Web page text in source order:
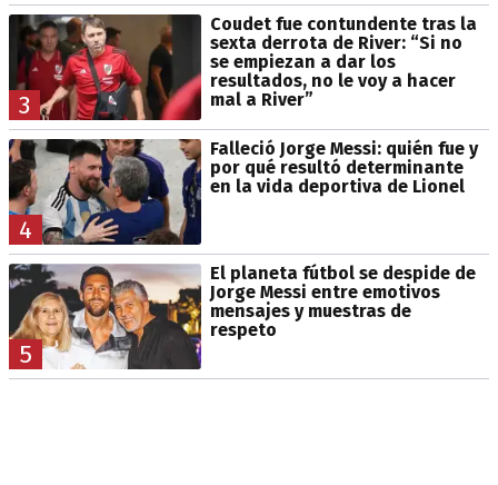
3
Coudet fue contundente tras la
sexta derrota de River: “Si no
se empiezan a dar los
resultados, no le voy a hacer
mal a River”
4
Falleció Jorge Messi: quién fue y
por qué resultó determinante
en la vida deportiva de Lionel
5
El planeta fútbol se despide de
Jorge Messi entre emotivos
mensajes y muestras de
respeto